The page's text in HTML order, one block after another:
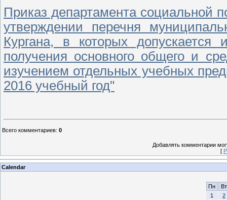
Приказ департамента социальной
утверждении перечня
Кургана, в которых
получения основного общего и
изучением отдельных учебных
2016 учебный год"
Всего комментариев: 0
Добавлять комментарии
[
Calendar
Пн
Вт
1
2